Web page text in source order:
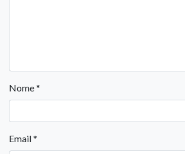
Nome*
Email*